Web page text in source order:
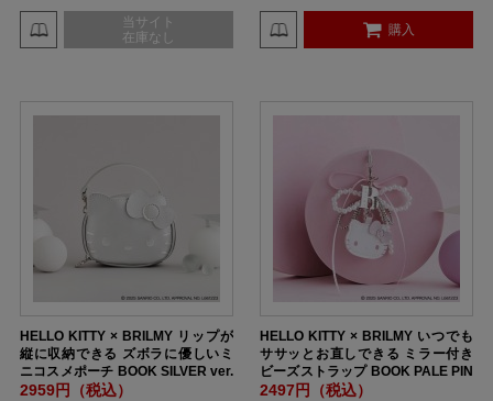
当サイト
在庫なし
購入
HELLO KITTY × BRILMY リップが
縦に収納できる ズボラに優しいミ
ニコスメポーチ BOOK SILVER ver.
SPECIAL PACKAGE
2959円（税込）
HELLO KITTY × BRILMY いつでも
ササッとお直しできる ミラー付き
ビーズストラップ BOOK PALE PIN
K ver. SPECIAL PACKAGE
2497円（税込）